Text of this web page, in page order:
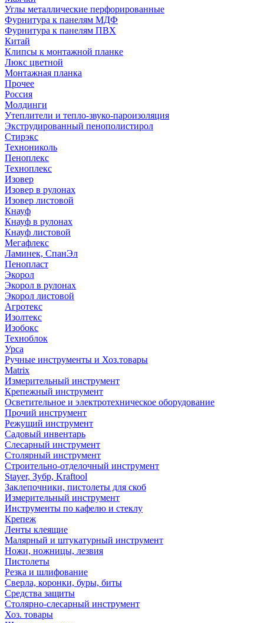
Углы металлические перфорированные
Фурнитура к панелям МДФ
Фурнитура к панелям ПВХ
Китай
Клипсы к монтажной планке
Люкс цветной
Монтажная планка
Прочее
Россия
Молдинги
Утеплители и тепло-звуко-пароизоляция
Экструдированный пенополистирол
Стирэкс
Технониколь
Пеноплекс
Техноплекс
Изовер
Изовер в рулонах
Изовер листовой
Кнауф
Кнауф в рулонах
Кнауф листовой
Мегафлекс
Ламинек, СпанЭл
Пенопласт
Экорол
Экорол в рулонах
Экорол листовой
Агротекс
Изолтекс
Изобокс
Техноблок
Урса
Ручные инструменты и Хоз.товары
Matrix
Измерительный инструмент
Крепежный инструмент
Осветительное и электротехническое оборудование
Прочий инструмент
Режущий инструмент
Садовый инвентарь
Слесарный инструмент
Столярный инструмент
Строительно-отделочный инструмент
Stayer, Зубр, Kraftool
Заклепочники, пистолеты для скоб
Измерительный инструмент
Инструменты по кафелю и стеклу
Крепеж
Ленты клеящие
Малярный и штукатурный инструмент
Ножи, ножницы, лезвия
Пистолеты
Резка и шлифование
Сверла, коронки, буры, биты
Средства защиты
Столярно-слесарный инструмент
Хоз. товары